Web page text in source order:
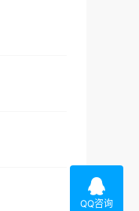

QQ咨询